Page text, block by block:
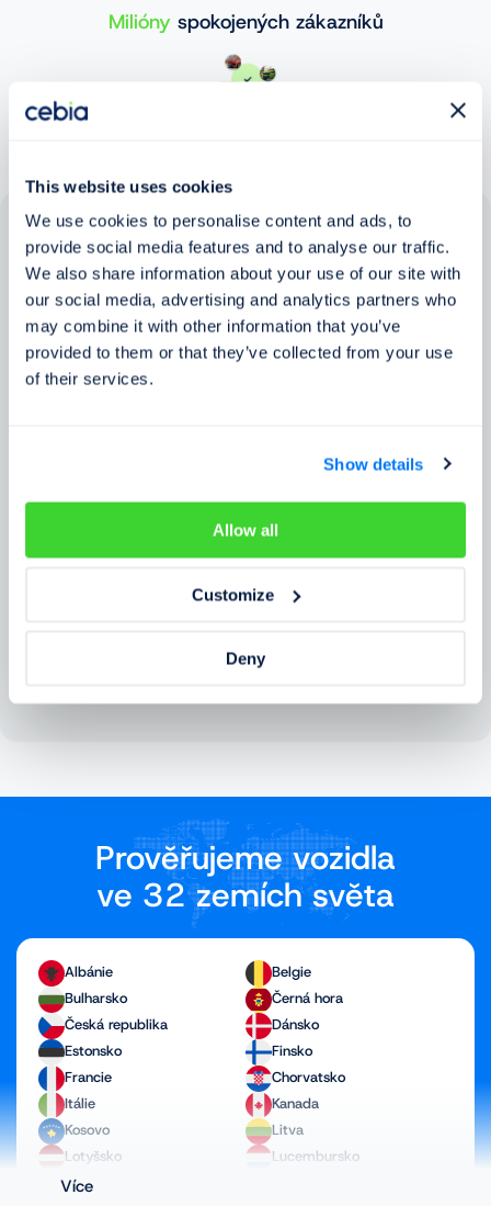
This website uses cookies
We use cookies to personalise content and ads, to
provide social media features and to analyse our traffic.
We also share information about your use of our site with
our social media, advertising and analytics partners who
may combine it with other information that you’ve
provided to them or that they’ve collected from your use
of their services.
Show details
Allow all
Customize
Deny
Milióny spokojených zákazníků
Zkušenosti zákazníků
Zjistěte, co o našem prověření říkají lidé
Prověřujeme vozidla
ve 32 zemích světa
Albánie
Belgie
Bulharsko
Černá hora
Česká republika
Dánsko
Estonsko
Finsko
Francie
Chorvatsko
Itálie
Kanada
Kosovo
Litva
Lotyšsko
Lucembursko
Maďarsko
Více